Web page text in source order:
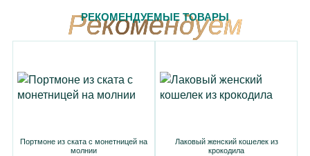
РЕКОМЕНДУЕМЫЕ ТОВАРЫ
Портмоне из ската с монетницей на
молнии
Лаковый женский кошелек из
крокодила